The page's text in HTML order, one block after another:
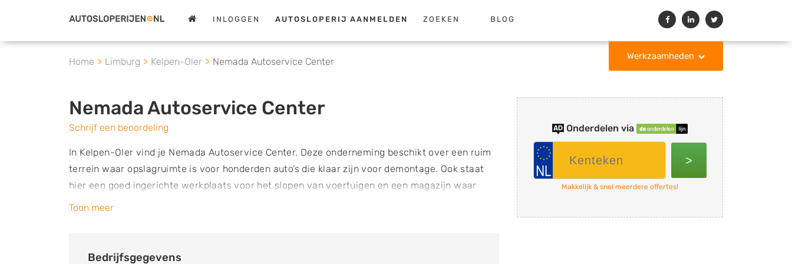
INLOGGEN AUTOSLOPERIJ AANMELDEN ZOEKEN BLOG
Werkzaamheden
Home Limburg Kelpen-Oler Nemada Autoservice Center
Nemada Autoservice Center
Schrijf een beoordeling
In Kelpen-Oler vind je Nemada Autoservice Center. Deze onderneming beschikt over een ruim
terrein waar opslagruimte is voor honderden auto’s die klaar zijn voor demontage. Ook staat
hier een goed ingerichte werkplaats voor het slopen van voertuigen en een magazijn waar
onderdelen voor de verkoop worden opgeslagen. Deze onderdelen zijn afkomstig van
gebruikte en nieuwe onderdelen die bedoeld zijn voor voornamelijk Japanse en Europese
Toon meer
Bedrijfsgegevens
Onderdelen via
>
Makkelijk & snel meerdere offertes!